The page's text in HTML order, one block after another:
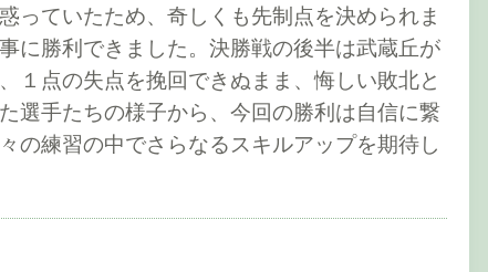
っていたため、奇しくも先制点を決められま
に勝利できました。決勝戦の後半は武蔵丘が
１点の失点を挽回できぬまま、悔しい敗北と
選手たちの様子から、今回の勝利は自信に繋
の練習の中でさらなるスキルアップを期待し